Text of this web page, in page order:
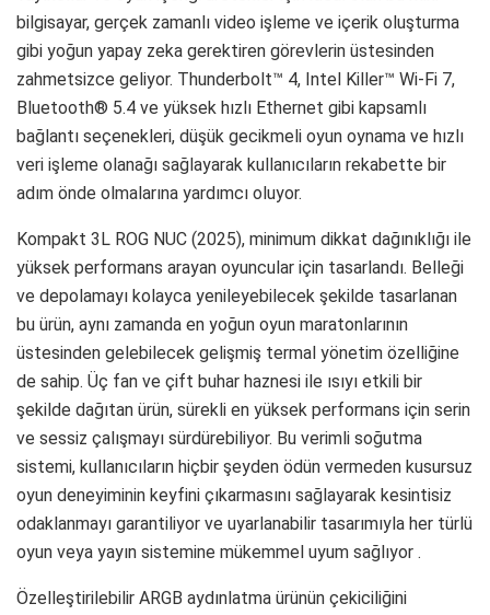
bilgisayar, gerçek zamanlı video işleme ve içerik oluşturma
gibi yoğun yapay zeka gerektiren görevlerin üstesinden
zahmetsizce geliyor. Thunderbolt™ 4, Intel Killer™ Wi-Fi 7,
Bluetooth® 5.4 ve yüksek hızlı Ethernet gibi kapsamlı
bağlantı seçenekleri, düşük gecikmeli oyun oynama ve hızlı
veri işleme olanağı sağlayarak kullanıcıların rekabette bir
adım önde olmalarına yardımcı oluyor.
Kompakt 3L ROG NUC (2025), minimum dikkat dağınıklığı ile
yüksek performans arayan oyuncular için tasarlandı. Belleği
ve depolamayı kolayca yenileyebilecek şekilde tasarlanan
bu ürün, aynı zamanda en yoğun oyun maratonlarının
üstesinden gelebilecek gelişmiş termal yönetim özelliğine
de sahip. Üç fan ve çift buhar haznesi ile ısıyı etkili bir
şekilde dağıtan ürün, sürekli en yüksek performans için serin
ve sessiz çalışmayı sürdürebiliyor. Bu verimli soğutma
sistemi, kullanıcıların hiçbir şeyden ödün vermeden kusursuz
oyun deneyiminin keyfini çıkarmasını sağlayarak kesintisiz
odaklanmayı garantiliyor ve uyarlanabilir tasarımıyla her türlü
oyun veya yayın sistemine mükemmel uyum sağlıyor .
Özelleştirilebilir ARGB aydınlatma ürünün çekiciliğini